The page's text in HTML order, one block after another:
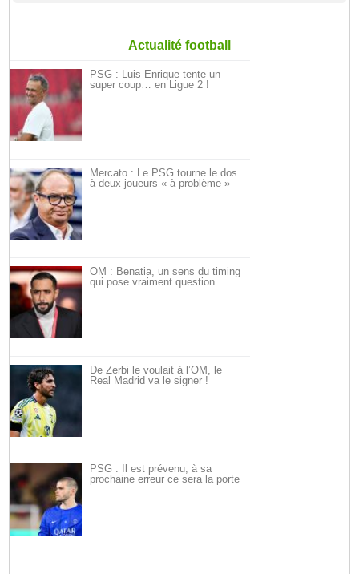
Actualité football
PSG : Luis Enrique tente un
super coup… en Ligue 2 !
Mercato : Le PSG tourne le dos
à deux joueurs « à problème »
OM : Benatia, un sens du timing
qui pose vraiment question…
De Zerbi le voulait à l’OM, le
Real Madrid va le signer !
PSG : Il est prévenu, à sa
prochaine erreur ce sera la porte